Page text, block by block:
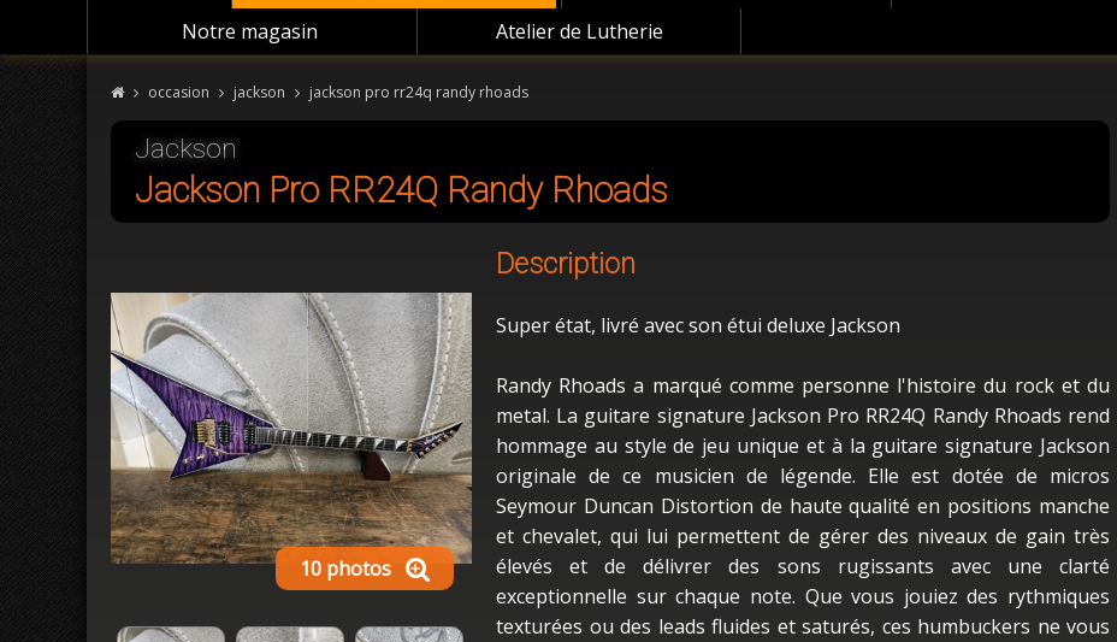
Notre magasin
Atelier de Lutherie
occasion jackson jackson pro rr24q randy rhoads
Jackson
Jackson Pro RR24Q Randy Rhoads
10 photos
Description
Super état, livré avec son étui deluxe Jackson
Randy Rhoads a marqué comme personne l'histoire du rock et du
metal. La guitare signature Jackson Pro RR24Q Randy Rhoads rend
hommage au style de jeu unique et à la guitare signature Jackson
originale de ce musicien de légende. Elle est dotée de micros
Seymour Duncan Distortion de haute qualité en positions manche
et chevalet, qui lui permettent de gérer des niveaux de gain très
élevés et de délivrer des sons rugissants avec une clarté
exceptionnelle sur chaque note. Que vous jouiez des rythmiques
texturées ou des leads fluides et saturés, ces humbuckers ne vous